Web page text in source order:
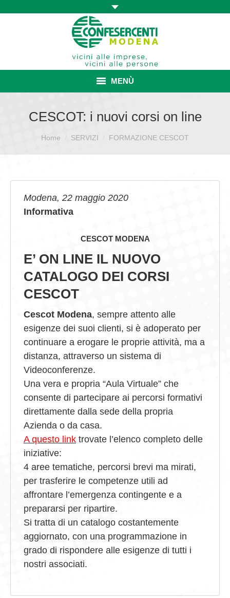
MENÙ
ISCRIZIONE E VANTAGGI
CATEGORIE SINDACALI
COMUNICATI E NEWS
CONTATTI
CESCOT: i nuovi corsi on line
Home SERVIZI FORMAZIONE CESCOT
Modena, 22 maggio 2020
Informativa
CESCOT MODENA
E’ ON LINE IL NUOVO
CATALOGO DEI CORSI
CESCOT
Cescot Modena, sempre attento alle
esigenze dei suoi clienti, si è adoperato per
continuare a erogare le proprie attività, ma a
distanza, attraverso un sistema di
Videoconferenze.
Una vera e propria “Aula Virtuale” che
consente di partecipare ai percorsi formativi
direttamente dalla sede della propria
Azienda o da casa.
A questo link trovate l’elenco completo delle
iniziative:
4 aree tematiche, percorsi brevi ma mirati,
per trasferire le competenze utili ad
affrontare l’emergenza contingente e a
prepararsi per ripartire.
Si tratta di un catalogo costantemente
aggiornato, con una programmazione in
grado di rispondere alle esigenze di tutti i
nostri associati.